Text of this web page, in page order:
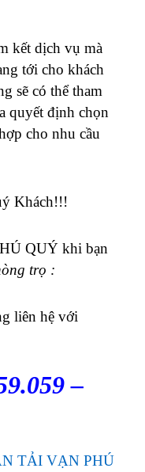
kết dịch vụ mà
tới cho khách
sẽ có thể tham
quyết định chọn
cho nhu cầu
Khách!!!
QUÝ khi bạn
trọ :
liên hệ với
–
TẢI VẠN PHÚ